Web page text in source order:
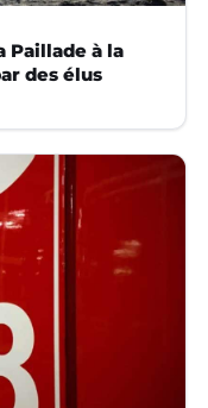
Paillade à la
des élus